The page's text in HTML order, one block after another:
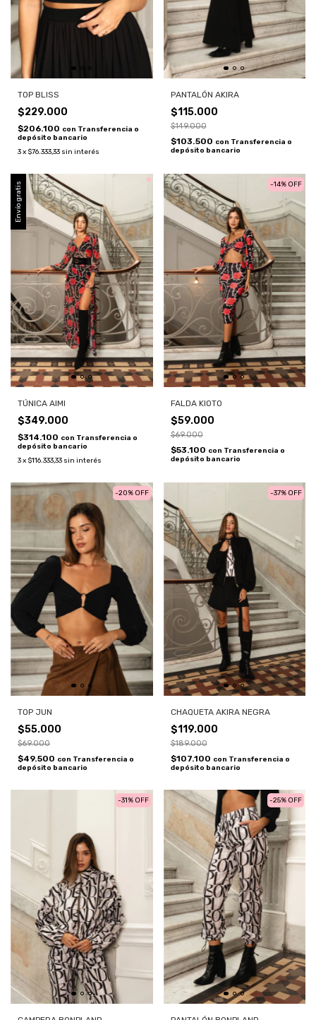
TOP BLISS
$229.000
$206.100 con Transferencia o
depósito bancario
3x $76.333,33 sin interés
PANTALÓN AKIRA
$115.000
$149.000
$103.500 con Transferencia o
depósito bancario
Envío gratis
TÚNICA AIMI
$349.000
$314.100 con Transferencia o
depósito bancario
3x $116.333,33 sin interés
FALDA KIOTO
$59.000
-14% OFF
$69.000
$53.100 con Transferencia o
depósito bancario
TOP JUN
$55.000
-20% OFF
$69.000
$49.500 con Transferencia o
depósito bancario
CHAQUETA AKIRA NEGRA
$119.000
-37% OFF
$189.000
$107.100 con Transferencia o
depósito bancario
-31 % OFF -25% OFF